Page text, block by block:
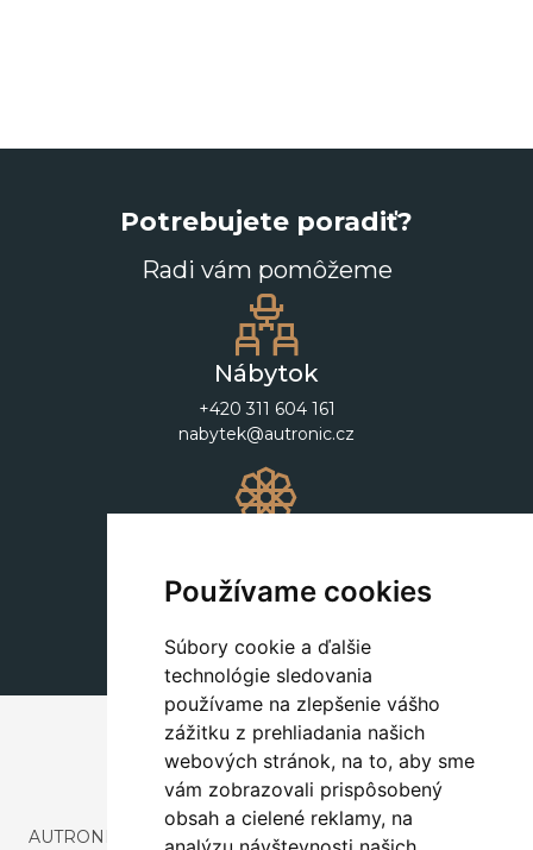
Používame cookies
Súbory cookie a ďalšie
technológie sledovania
používame na zlepšenie vášho
zážitku z prehliadania našich
webových stránok, na to, aby sme
vám zobrazovali prispôsobený
obsah a cielené reklamy, na
Potrebujete poradiť?
Radi vám pomôžeme
Nábytok
+420 311 604 161
nabytek@autronic.cz
+420 311 604 182
dekorace@autronic.cz
AUTRONIC, s.r.o. je spoločnosť zaoberajúca sa dovozom a